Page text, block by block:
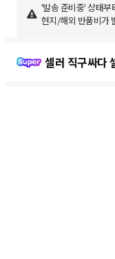
'발송 준비중' 상태부
현지/해외 반품비가
셀러 직구싸다